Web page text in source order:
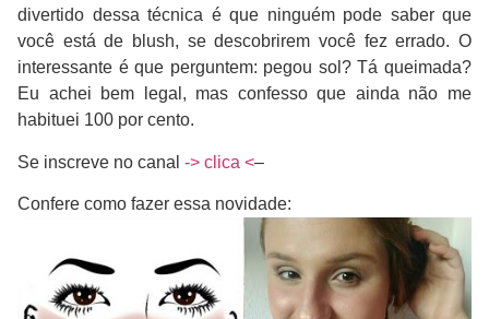
divertido dessa técnica é que ninguém pode saber que
você está de blush, se descobrirem você fez errado. O
interessante é que perguntem: pegou sol? Tá queimada?
Eu achei bem legal, mas confesso que ainda não me
habituei 100 por cento.
Se inscreve no canal -> clica <–
Confere como fazer essa novidade: